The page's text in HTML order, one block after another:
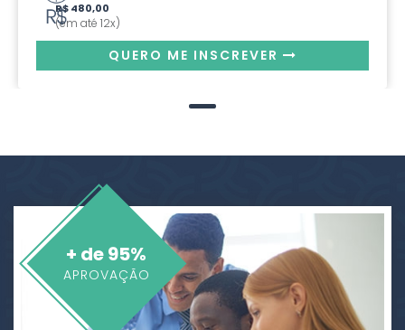
R$ 480,00
(em até 12x)
QUERO ME INSCREVER
+ de 95%
APROVAÇÃO